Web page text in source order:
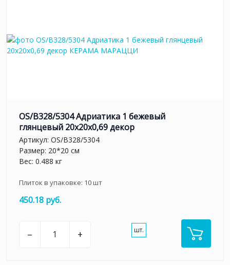
OS/B328/5304 Адриатика 1 бежевый
глянцевый 20x20x0,69 декор
Артикул: OS/B328/5304
Размер: 20*20 см
Вес: 0.488 кг
Плиток в упаковке: 10шт
450.18 руб.
– + шт.